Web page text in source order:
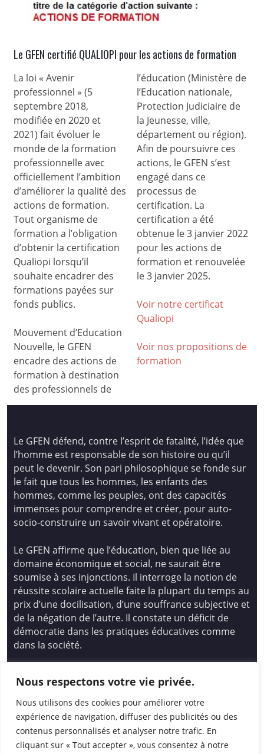
Nous respectons votre vie privée.
Nous utilisons des cookies pour améliorer votre
expérience de navigation, diffuser des publicités ou des
contenus personnalisés et analyser notre trafic. En
cliquant sur « Tout accepter », vous consentez à notre
Le GFEN certifié QUALIOPI pour les actions de formation
La loi « Avenir
professionnel » (5
septembre 2018,
modifiée en 2020 et
2021) fait évoluer le
monde de la formation
professionnelle avec
officiellement l’ambition
d’améliorer la qualité des
actions de formation.
Tout organisme de
formation a l’obligation
d’obtenir la certification
Qualiopi lorsqu’il
souhaite encadrer des
formations payées sur
fonds publics.
Mouvement d’Education
Nouvelle, le GFEN
encadre des actions de
formation à destination
des professionnels de
l’éducation (Ministère de
l’Education nationale,
Protection Judiciaire de
la Jeunesse, ville,
département ou région).
Afin de poursuivre ces
actions, le GFEN s’est
engagé dans ce
processus de
certification. La
certification a été
obtenue le 3 janvier 2022
pour les actions de
formation et renouvelée
le 3 janvier 2025.
Voir notre certificat
Qualiopi
Voir nos propositions de
formation
Le GFEN défend, contre l’esprit de fatalité, l’idée que
l’homme est responsable de son histoire ou qu’il
peut le devenir. Son pari philosophique se fonde sur
le fait que tous les hommes, les enfants des
hommes, comme les peuples, ont des capacités
immenses pour comprendre et créer, pour auto-
socio-construire un savoir vivant et opératoire.
Le GFEN affirme que l’éducation, bien que liée au
domaine économique et social, ne saurait être
soumise à ses injonctions. Il interroge la notion de
réussite scolaire actuelle faite la plupart du temps au
prix d’une docilisation, d’une souffrance subjective et
de la négation de l’autre. Il constate un déficit de
démocratie dans les pratiques éducatives comme
dans la société.
Nouvelle
14 avenue Spinoza 94200 Ivry Sur Seine
01 46 72 53 17 – gfen@gfen.asso.fr